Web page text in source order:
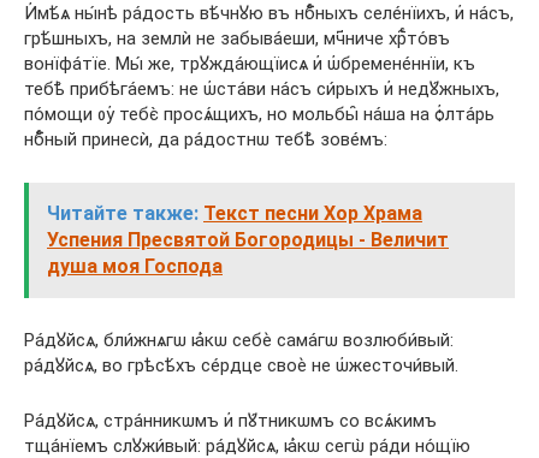
И҆мѣ́ѧ ны́нѣ ра́дость вѣ́чнꙋю въ нбⷭ҇ныхъ селе́нїихъ, и҆ на́съ,
грѣ́шныхъ, на землѝ не забыва́еши, мч҃ниче хрⷭ҇то́въ
вонїфа́тїе. Мы́ же, трꙋжда́ющїисѧ и҆ ѡ҆бремене́ннїи, къ
тебѣ̀ прибѣга́емъ: не ѡ҆ста́ви на́съ си́рыхъ и҆ недꙋ́жныхъ,
по́мощи ᲂу҆ тебє̀ просѧ́щихъ, но мольбы̑ на́ша на ѻ҆лта́рь
нбⷭ҇ный принесѝ, да ра́достнѡ тебѣ̀ зове́мъ:
Читайте также: Текст песни Хор Храма
Успения Пресвятой Богородицы - Величит
душа моя Господа
Ра́дꙋйсѧ, бли́жнѧгѡ ꙗ҆́кѡ себѐ сама́гѡ возлюби́вый:
ра́дꙋйсѧ, во грѣсѣ́хъ се́рдце своѐ не ѡ҆жесточи́вый.
Ра́дꙋйсѧ, стра́нникѡмъ и҆ пꙋ́тникѡмъ со всѧ́кимъ
тща́нїемъ слꙋжи́вый: ра́дꙋйсѧ, ꙗ҆́кѡ сегѡ̀ ра́ди но́щїю